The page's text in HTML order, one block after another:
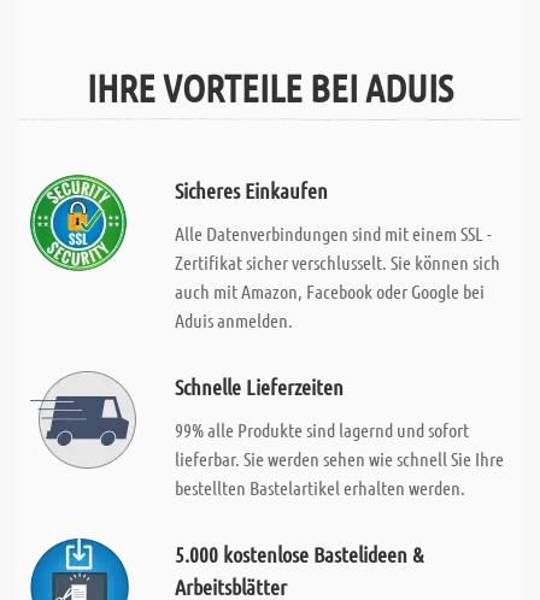
IHRE VORTEILE BEI ADUIS
Sicheres Einkaufen
Alle Datenverbindungen sind mit einem SSL -
Zertifikat sicher verschlusselt. Sie können sich
auch mit Amazon, Facebook oder Google bei
Aduis anmelden.
Schnelle Lieferzeiten
99% alle Produkte sind lagernd und sofort
lieferbar. Sie werden sehen wie schnell Sie Ihre
bestellten Bastelartikel erhalten werden.
5.000 kostenlose Bastelideen &
Arbeitsblätter